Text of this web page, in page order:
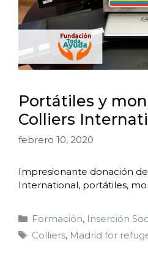
Portátiles y
Colliers
febrero 10, 2020
Impresionante donación
International, portátiles,
Formación, Inserción
Colliers, Madrid for